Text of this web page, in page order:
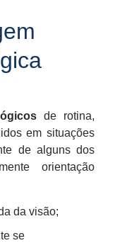
de rotina,
em situações
de alguns dos
orientação
da visão;
se